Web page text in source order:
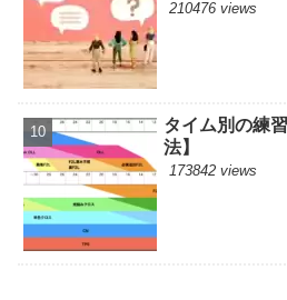
210476 views
タイム別の練
法】
173842 views